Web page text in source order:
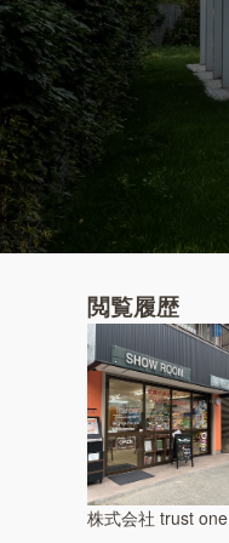
閲覧履歴
株式会社 trust one